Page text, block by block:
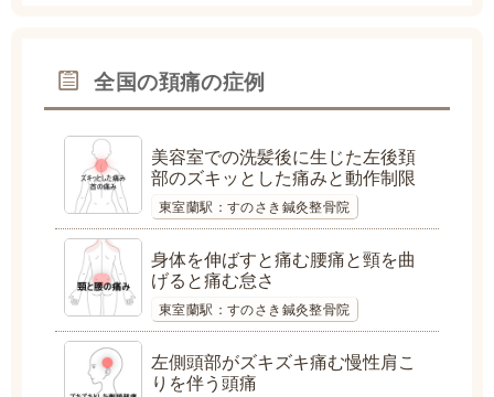
全国の頚痛の症例
美容室での洗髪後に生じた左後頚
部のズキッとした痛みと動作制限
東室蘭駅：すのさき鍼灸整骨院
身体を伸ばすと痛む腰痛と頸を曲
げると痛む怠さ
東室蘭駅：すのさき鍼灸整骨院
左側頭部がズキズキ痛む慢性肩こ
りを伴う頭痛